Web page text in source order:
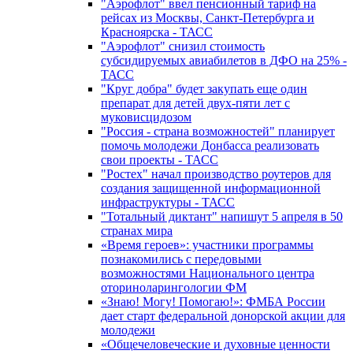
"Аэрофлот" ввел пенсионный тариф на
рейсах из Москвы, Санкт-Петербурга и
Красноярска - ТАСС
"Аэрофлот" снизил стоимость
субсидируемых авиабилетов в ДФО на 25% -
ТАСС
"Круг добра" будет закупать еще один
препарат для детей двух-пяти лет с
муковисцидозом
"Россия - страна возможностей" планирует
помочь молодежи Донбасса реализовать
свои проекты - ТАСС
"Ростех" начал производство роутеров для
создания защищенной информационной
инфраструктуры - ТАСС
"Тотальный диктант" напишут 5 апреля в 50
странах мира
«Время героев»: участники программы
познакомились с передовыми
возможностями Национального центра
оториноларингологии ФМ
«Знаю! Могу! Помогаю!»: ФМБА России
дает старт федеральной донорской акции для
молодежи
«Общечеловеческие и духовные ценности